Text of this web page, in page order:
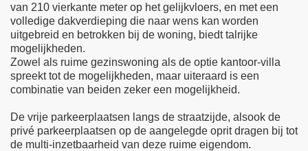
van 210 vierkante meter op het gelijkvloers, en met een
volledige dakverdieping die naar wens kan worden
uitgebreid en betrokken bij de woning, biedt talrijke
mogelijkheden.
Zowel als ruime gezinswoning als de optie kantoor-villa
spreekt tot de mogelijkheden, maar uiteraard is een
combinatie van beiden zeker een mogelijkheid.
De vrije parkeerplaatsen langs de straatzijde, alsook de
privé parkeerplaatsen op de aangelegde oprit dragen bij tot
de multi-inzetbaarheid van deze ruime eigendom.